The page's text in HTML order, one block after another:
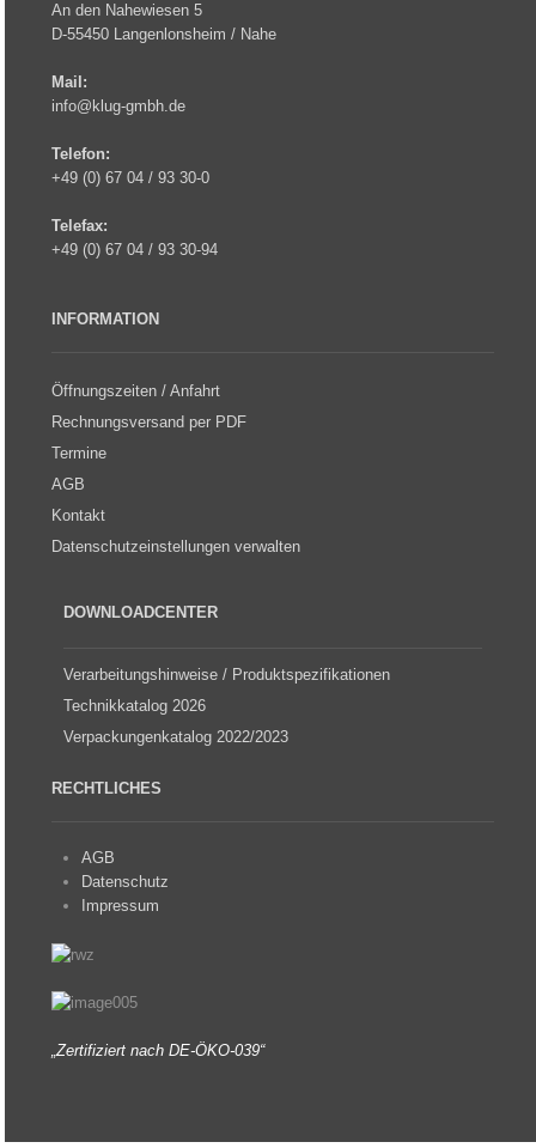
An den Nahewiesen 5
D-55450 Langenlonsheim / Nahe
Mail:
info@klug-gmbh.de
Telefon:
+49 (0) 67 04 / 93 30-0
Telefax:
+49 (0) 67 04 / 93 30-94
INFORMATION
Öffnungszeiten / Anfahrt
Rechnungsversand per PDF
Termine
AGB
Kontakt
Datenschutzeinstellungen verwalten
DOWNLOADCENTER
Verarbeitungshinweise / Produktspezifikationen
Technikkatalog 2026
Verpackungenkatalog 2022/2023
RECHTLICHES
AGB
Datenschutz
Impressum
„Zertifiziert nach DE-ÖKO-039“